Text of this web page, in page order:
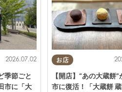
2026.07.02
季節ごと
市に「大
お店
【開店】“あの大蔵餅”
市に復活！「大蔵餅